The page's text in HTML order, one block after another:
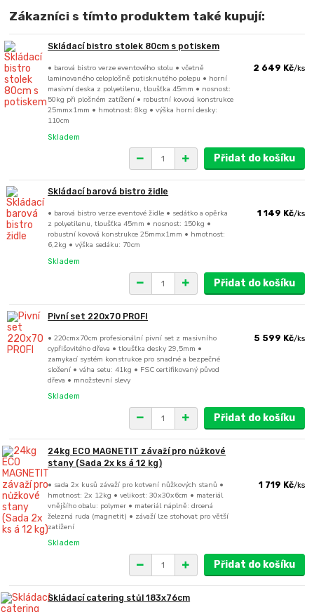
Zákazníci s tímto produktem také kupují:
Skládací bistro stolek 80cm s potiskem
• barová bistro verze eventového stolu • včetně
laminovaného celoplošně potisknutého polepu • horní
masivní deska z polyetilenu, tloušťka 45mm • nosnost:
50kg při plošném zatížení • robustní kovová konstrukce
25mmx1mm • hmotnost: 8kg • výška horní desky:
110cm
2 649 Kč/ks
Skladem
Přidat do košíku
Skládací barová bistro židle
• barová bistro verze eventové židle • sedátko a opěrka
z polyetilenu, tloušťka 45mm • nosnost: 150kg •
robustní kovová konstrukce 25mmx1mm • hmotnost:
6,2kg • výška sedáku: 70cm
1 149 Kč/ks
Skladem
Přidat do košíku
Pivní set 220x70 PROFI
• 220cmx70cm profesionální pivní set z masivního
cypřišovitého dřeva • tloušťka desky 29,5mm •
zamykací systém konstrukce pro snadné a bezpečné
složení • váha setu: 41kg • FSC certifikovaný původ
dřeva • množstevní slevy
5 599 Kč/ks
Skladem
Přidat do košíku
24kg ECO MAGNETIT závaží pro nůžkové
stany (Sada 2x ks á 12 kg)
• sada 2x kusů závaží pro kotvení nůžkových stanů •
hmotnost: 2x 12kg • velikost: 30x30x6cm • materiál
vnějšího obalu: polymer • materiál náplně: drcená
železná ruda (magnetit) • závaží lze stohovat pro větší
zatížení
1 719 Kč/ks
Skladem
Přidat do košíku
Skládací catering stůl 183x76cm